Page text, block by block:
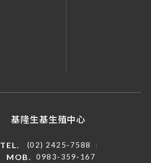
基隆生基生殖中心
TEL. (02) 2425-7588
MOB. 0983-359-167